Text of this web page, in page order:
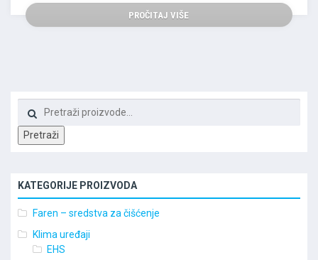
PROČITAJ VIŠE
Pretraži
KATEGORIJE PROIZVODA
Faren – sredstva za čišćenje
Klima uređaji
EHS